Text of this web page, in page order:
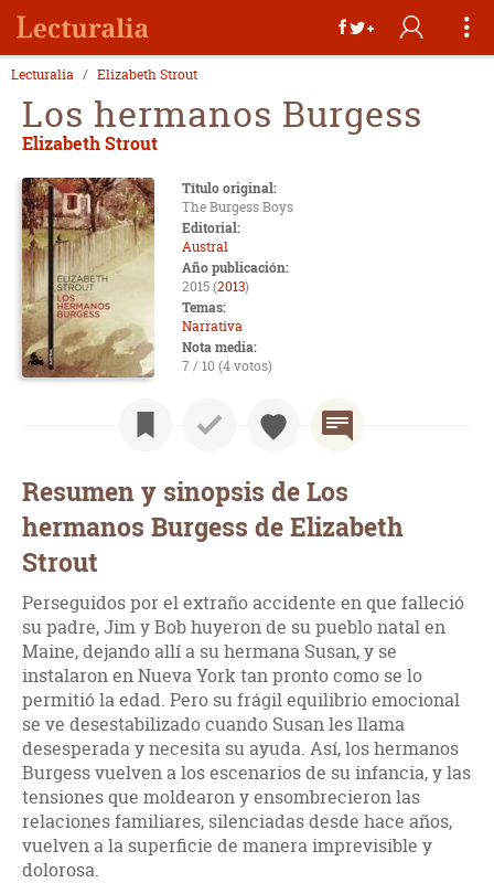
Lecturalia Elizabeth Strout
Los hermanos Burgess
Elizabeth Strout
Título original:
The Burgess Boys
Editorial:
Austral
Año publicación:
2015 (2013)
Temas:
Narrativa
Nota media:
7 / 10 (4 votos)
Resumen y sinopsis de Los
hermanos Burgess de Elizabeth
Strout
Perseguidos por el extraño accidente en que falleció
su padre, Jim y Bob huyeron de su pueblo natal en
Maine, dejando allí a su hermana Susan, y se
instalaron en Nueva York tan pronto como se lo
permitió la edad. Pero su frágil equilibrio emocional
se ve desestabilizado cuando Susan les llama
desesperada y necesita su ayuda. Así, los hermanos
Burgess vuelven a los escenarios de su infancia, y las
tensiones que moldearon y ensombrecieron las
relaciones familiares, silenciadas desde hace años,
vuelven a la superficie de manera imprevisible y
dolorosa.